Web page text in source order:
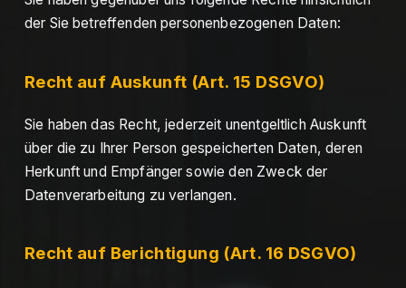
der Sie betreffenden personenbezogenen Daten:
Recht auf Auskunft (Art. 15 DSGVO)
Sie haben das Recht, jederzeit unentgeltlich Auskunft
über die zu Ihrer Person gespeicherten Daten, deren
Herkunft und Empfänger sowie den Zweck der
Datenverarbeitung zu verlangen.
Recht auf Berichtigung (Art. 16 DSGVO)